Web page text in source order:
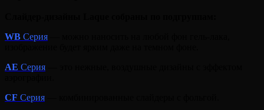
WB Серия
AE Серия
CF Серия